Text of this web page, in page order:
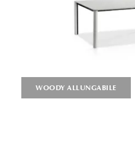
WOODY ALLUNGABILE